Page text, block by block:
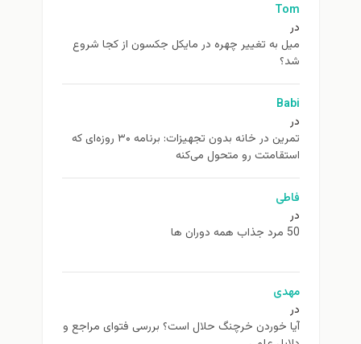
Tom
در
ميل به تغيير چهره در مایکل جکسون از كجا شروع
شد؟
Babi
در
تمرین در خانه بدون تجهیزات: برنامه ۳۰ روزه‌ای که
استقامتت رو متحول می‌کنه
فاطی
در
50 مرد جذاب همه دوران ها
مهدی
در
آیا خوردن خرچنگ حلال است؟ بررسی فتوای مراجع و